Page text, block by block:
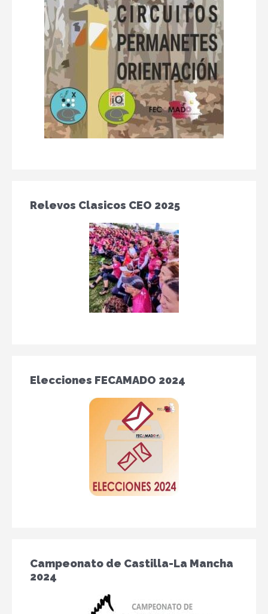
Relevos Clasicos CEO 2025
Elecciones FECAMADO 2024
Campeonato de Castilla-La Mancha
2024